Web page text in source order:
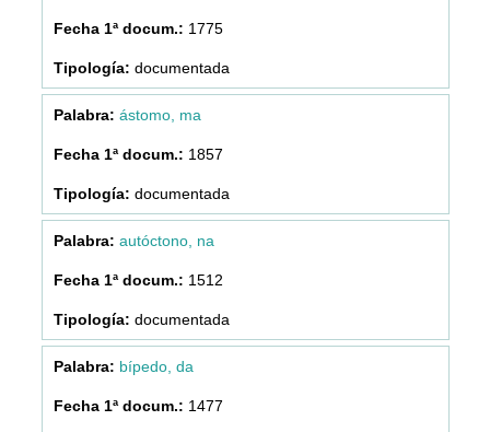
1775
documentada
ástomo, ma
1857
documentada
autóctono, na
1512
documentada
bípedo, da
1477